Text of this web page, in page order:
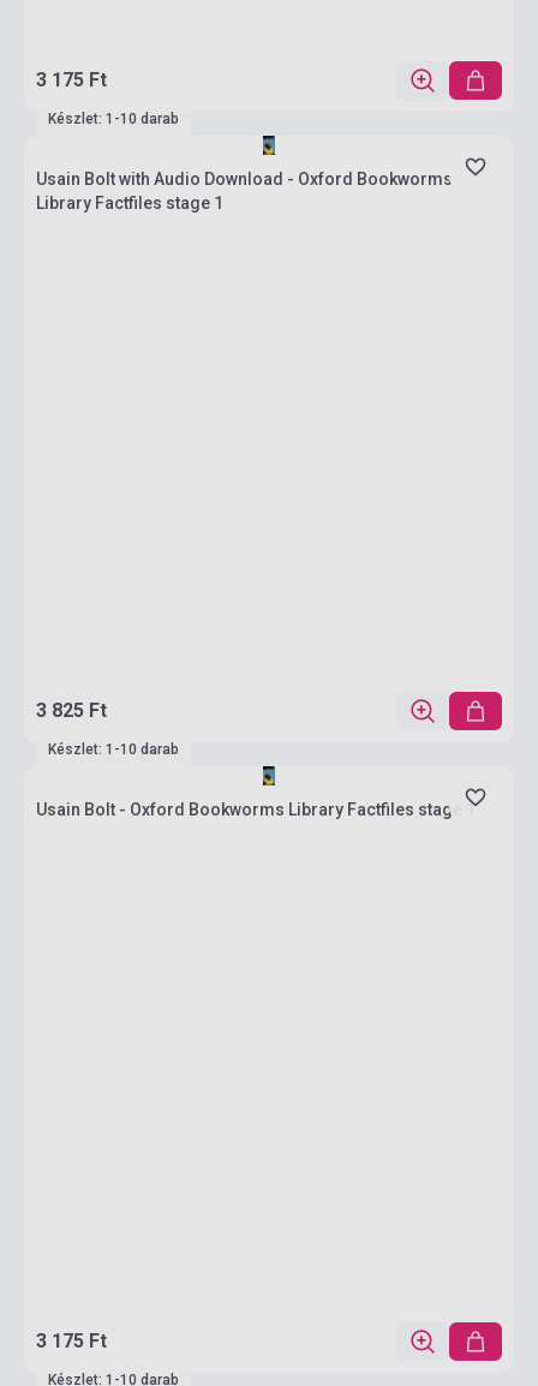
3 175 Ft
Készlet: 1-10 darab
Usain Bolt with Audio Download - Oxford Bookworms
Library Factfiles stage 1
3 825 Ft
Készlet: 1-10 darab
Usain Bolt - Oxford Bookworms Library Factfiles stage 1
3 175 Ft
Készlet: 1-10 darab